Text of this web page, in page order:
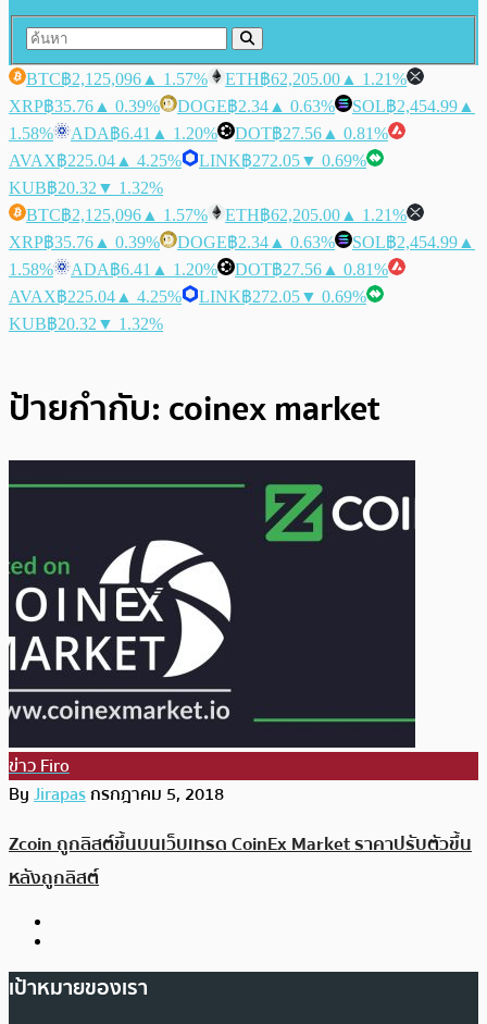
BTC฿2,125,096 ▲ 1.57% ETH฿62,205.00 ▲ 1.21%
XRP฿35.76 ▲ 0.39% DOGE฿2.34 ▲ 0.63% SOL฿2,454.99 ▲
1.58%
ADA฿6.41 ▲ 1.20% DOT฿27.56 ▲ 0.81%
AVAX฿225.04 ▲ 4.25% LINK฿272.05▼ 0.69%
KUB฿20.32 ▼ 1.32%
BTC฿2,125,096 ▲ 1.57% ETH฿62,205.00 ▲ 1.21%
XRP฿35.76 ▲ 0.39% DOGE฿2.34 ▲ 0.63% SOL฿2,454.99 ▲
1.58%
ADA฿6.41 ▲ 1.20% DOT฿27.56 ▲ 0.81%
AVAX฿225.04 ▲ 4.25% LINK฿272.05▼ 0.69%
KUB฿20.32 ▼ 1.32%
ป้ายกำกับ: coinex market
ข่าว Firo
ByJirapasกรกฎาคม 5, 2018
Zcoin ถูกลิสต์ขึ้นบนเว็บเทรด CoinEx Market ราคาปรับตัวขึ้น
หลังถูกลิสต์
เป้าหมายของเรา